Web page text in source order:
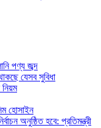
পণ্য জব্দ
যেসব সুবিধা
হোসাইন
অনুষ্ঠিত হবে: প্রতিমন্ত্রী